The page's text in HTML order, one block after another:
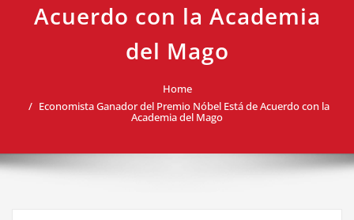
Acuerdo con la Academia
del Mago
Home
Economista Ganador del Premio Nóbel Está de Acuerdo con la
Academia del Mago